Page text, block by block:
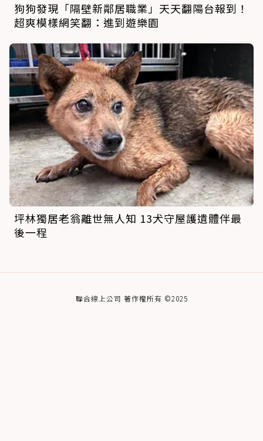
狗狗發現「隔壁新鄰居職業」天天翻陽台報到！
超爽模樣網笑翻：進到遊樂園
坪林獨居老翁離世無人知 13犬守屋護遺體伴最
後一程
聯合線上公司 著作權所有 ©2025